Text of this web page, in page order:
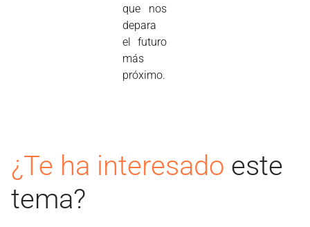
que nos
depara
el futuro
más
próximo.
¿Te ha interesado este
tema?